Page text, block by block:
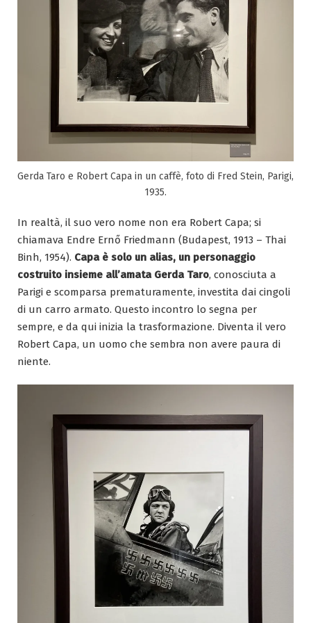
Gerda Taro e Robert Capa in un caffè, foto di Fred Stein, Parigi,
1935.
In realtà, il suo vero nome non era Robert Capa; si
chiamava Endre Ernő Friedmann (Budapest, 1913 – Thai
Binh, 1954). Capa è solo un alias, un personaggio
costruito insieme all’amata Gerda Taro, conosciuta a
Parigi e scomparsa prematuramente, investita dai cingoli
di un carro armato. Questo incontro lo segna per
sempre, e da qui inizia la trasformazione. Diventa il vero
Robert Capa, un uomo che sembra non avere paura di
niente.